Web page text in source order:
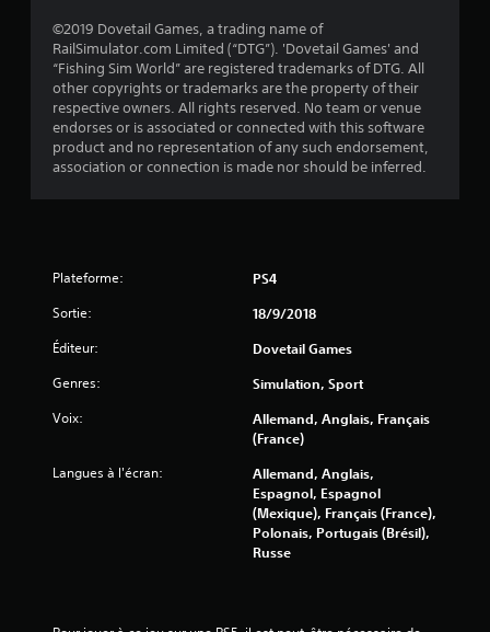
i
s
)
©2019 Dovetail Games, a trading name of
RailSimulator.com Limited (“DTG”). 'Dovetail Games' and
“Fishing Sim World” are registered trademarks of DTG. All
other copyrights or trademarks are the property of their
respective owners. All rights reserved. No team or venue
endorses or is associated or connected with this software
product and no representation of any such endorsement,
association or connection is made nor should be inferred.
Plateforme: PS4
Sortie: 18/9/2018
Éditeur: Dovetail Games
Genres: Simulation, Sport
Voix:
Allemand, Anglais, Français
(France)
Langues à l'écran:
Allemand, Anglais,
Espagnol, Espagnol
(Mexique), Français (France),
Polonais, Portugais (Brésil),
Russe